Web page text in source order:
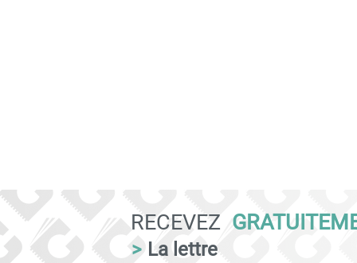
RECEVEZ
La lettre
>